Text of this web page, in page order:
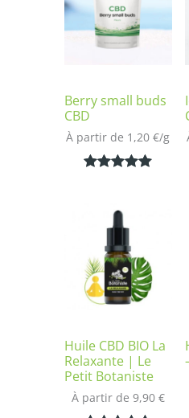
Berry small buds
CBD
À partir de 1,20€/g
basé sur
client
Huile CBD BIO La
Relaxante | Le
Petit Botaniste
À partir de 9,90 €